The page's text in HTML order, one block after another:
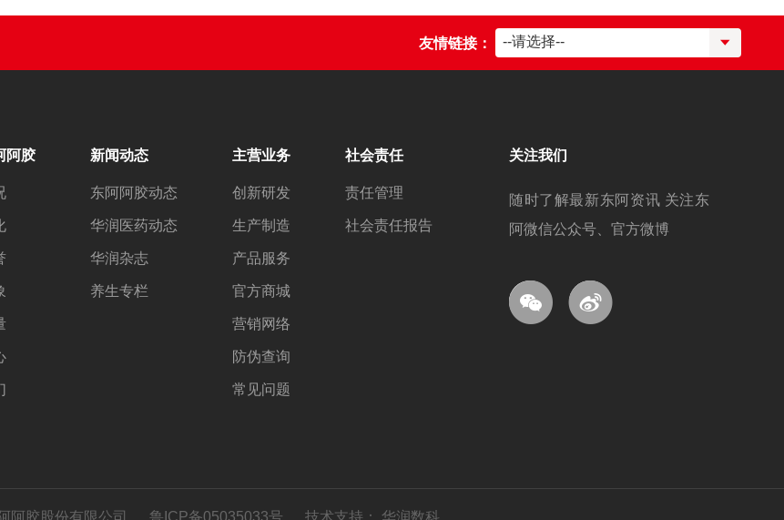
友情链接： --请选择--
阿胶 新闻动态
东阿阿胶动态
华润医药动态
华润杂志
养生专栏
主营业务
创新研发
生产制造
产品服务
官方商城
营销网络
防伪查询
常见问题
社会责任
责任管理
社会责任报告
关注我们
随时了解最新东阿资讯 关注东
阿微信公众号、官方微博
阿胶股份有限公司 鲁ICP备05035033号 技术支持： 华润数科